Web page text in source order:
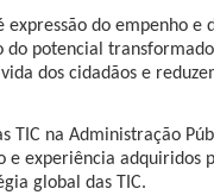
do empenho e
potencial
dos cidadãos e
TIC na Administração
experiência adquiridos
global das TIC.